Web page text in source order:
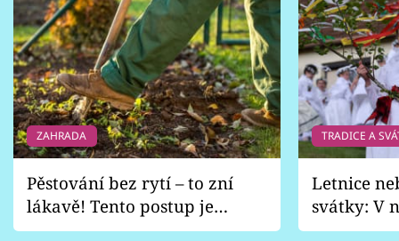
ZAHRADA
Pěstování bez rytí – to zní
lákavě! Tento postup je
vhodný jen pro některé
TRADICE A
Letnice
svátky: V
pondělí